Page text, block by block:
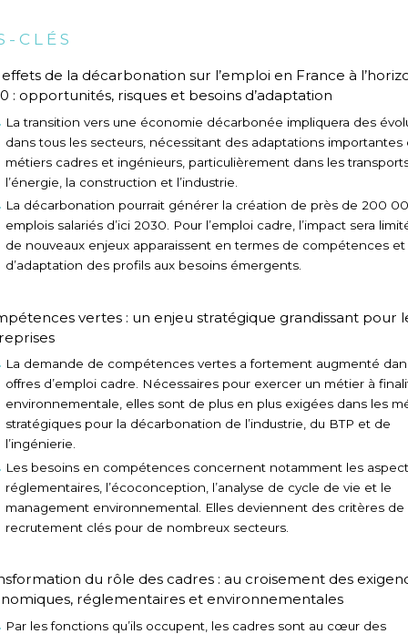
CLÉS
effets de la décarbonation sur l’emploi en France à
: opportunités, risques et besoins d’adaptation
La transition vers une économie décarbonée impliquera des
dans tous les secteurs, nécessitant des adaptations importantes
métiers cadres et ingénieurs, particulièrement dans les
l’énergie, la construction et l’industrie.
La décarbonation pourrait générer la création de près de 200
emplois salariés d’ici 2030. Pour l’emploi cadre, l’impact sera
de nouveaux enjeux apparaissent en termes de compétences et
d’adaptation des profils aux besoins émergents.
vertes : un enjeu stratégique grandissant pour
La demande de compétences vertes a fortement augmenté
offres d’emploi cadre. Nécessaires pour exercer un métier à
environnementale, elles sont de plus en plus exigées dans les
stratégiques pour la décarbonation de l’industrie, du BTP et de
l’ingénierie.
Les besoins en compétences concernent notamment les
réglementaires, l’écoconception, l’analyse de cycle de vie et le
management environnemental. Elles deviennent des critères de
recrutement clés pour de nombreux secteurs.
du rôle des cadres : au croisement des
réglementaires et environnementales
Par les fonctions qu’ils occupent, les cadres sont au cœur des